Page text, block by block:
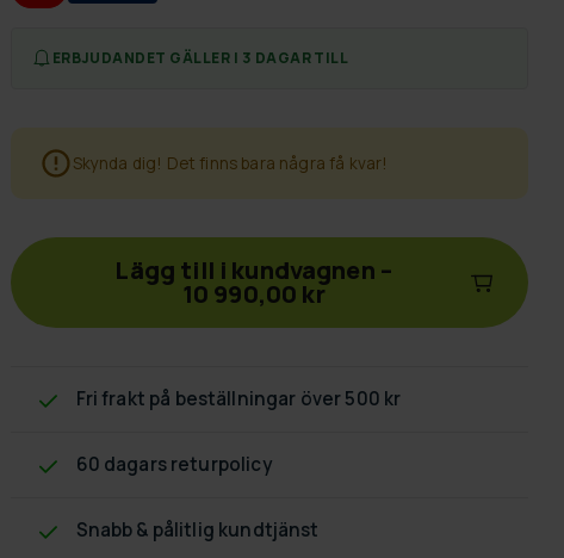
ERBJUDANDET GÄLLER I 3 DAGAR TILL
Skynda dig! Det finns bara några få kvar!
Lägg till i kundvagnen –
10 990,00 kr
Fri frakt på beställningar över 500 kr
60 dagars returpolicy
Snabb & pålitlig kundtjänst